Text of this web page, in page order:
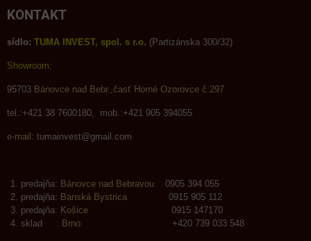
KONTAKT
sídlo: TUMA INVEST, spol. s r.o. (Partizánska 300/32)
Showroom:
95703 Bánovce nad Bebr.,časť Horné Ozorovce č.297
tel.:+421 38 7600180, mob.:+421 905 394055
e-mail: tumainvest@gmail.com
predajňa: Bánovce nad Bebravou 0905 394 055
predajňa: Banská Bystrica 0915 905 112
predajňa: Košice 0915 147170
sklad : Brno +420 739 033 548